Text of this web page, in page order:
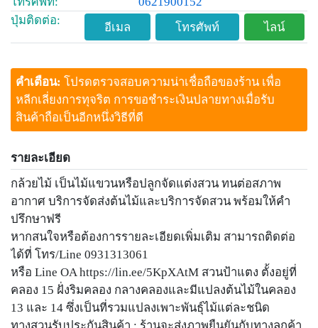
ปุ่มติดต่อ:
อีเมล โทรศัพท์ ไลน์
คำเตือน: โปรดตรวจสอบความน่าเชื่อถือของร้าน เพื่อ
หลีกเลี่ยงการทุจริต การขอชำระเงินปลายทางเมื่อรับ
สินค้าถือเป็นอีกหนึ่งวิธีที่ดี
รายละเอียด
กล้วยไม้ เป็นไม้แขวนหรือปลูกจัดแต่งสวน ทนต่อสภาพ
อากาศ บริการจัดส่งต้นไม้และบริการจัดสวน พร้อมให้คำ
ปรึกษาฟรี
หากสนใจหรือต้องการรายละเอียดเพิ่มเติม สามารถติดต่อ
ได้ที่ โทร/Line 0931313061
หรือ Line OA https://lin.ee/5KpXAtM สวนป้าแตง ตั้งอยู่ที่
คลอง 15 ฝั่งริมคลอง กลางคลองและมีแปลงต้นไม้ในคลอง
13 และ 14 ซึ่งเป็นที่รวมแปลงเพาะพันธุ์ไม้แต่ละชนิด